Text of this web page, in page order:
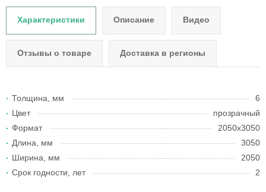
Характеристики Описание Видео
Отзывы о товаре Доставка в регионы
Толщина, мм
6
Цвет
прозрачный
Формат
2050x3050
Длина, мм
3050
Ширина, мм
2050
Срок годности, лет
2